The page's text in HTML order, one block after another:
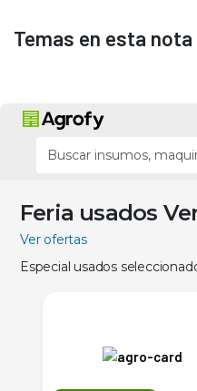
Temas en esta nota
Feria usados
Ver ofertas
Especial usados